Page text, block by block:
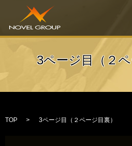
3ページ目（２ペ
TOP 3ページ目（２ページ目裏）